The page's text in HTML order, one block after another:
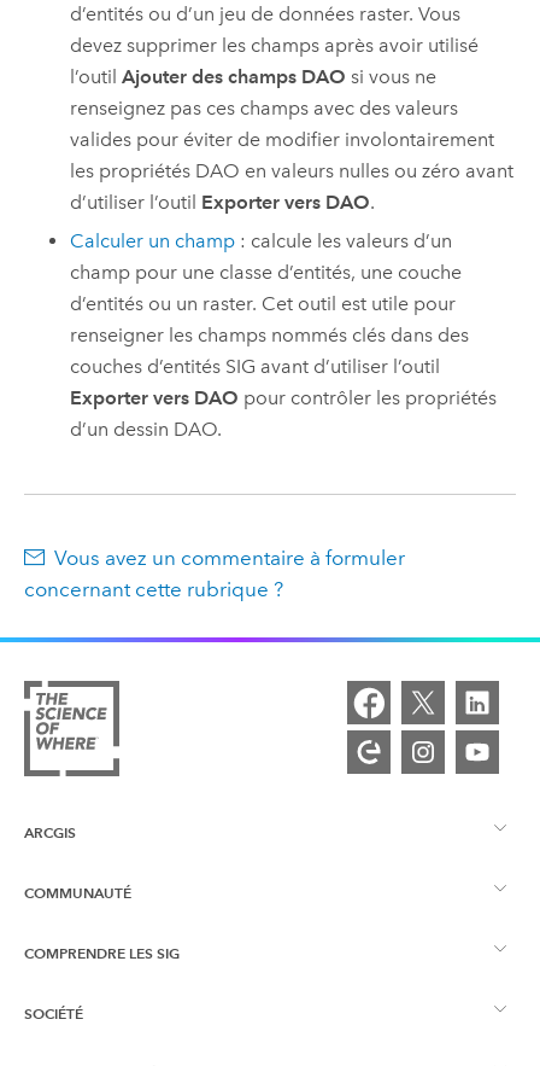
d’entités ou d’un jeu de données raster. Vous
devez supprimer les champs après avoir utilisé
l’outilAjouter des champs DAO si vous ne
renseignez pas ces champs avec des valeurs
valides pour éviter de modifier involontairement
les propriétés DAO en valeurs nulles ou zéro avant
d’utiliser l’outil Exporter vers DAO.
Calculer un champ : calcule les valeurs d’un
champ pour une classe d’entités, une couche
d’entités ou un raster. Cet outil est utile pour
renseigner les champs nommés clés dans des
couches d’entités SIG avant d’utiliser l’outil
Exporter vers DAO pour contrôler les propriétés
d’un dessin DAO.
Vous avez un commentaire à formuler
concernant cette rubrique ?
ARCGIS
Vue d’ensemble d’ArcGIS
Cartographie
COMMUNAUTÉ
Esri Community
Blog ArcGIS
COMPRENDRE LES SIG
Qu’est-ce qu’un SIG ?
SOCIÉTÉ